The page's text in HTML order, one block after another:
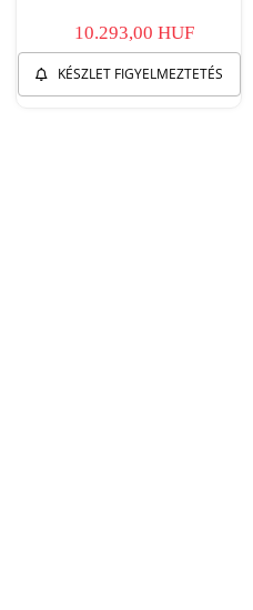
10.293,00 HUF
KÉSZLET FIGYELMEZTETÉS